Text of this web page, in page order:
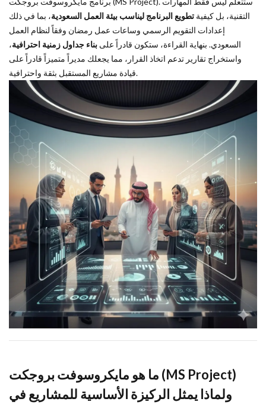
الركيزة
الأساسية
للمشاريع في
السعودية؟
3
المميزات
الجوهرية
وإصدارات
البرنامج
الخطوات
العملية
الخاص
بالسوق
السعودي
5
الأسئلة
الشائعة حول
برنامج
مايكروسوفت
بروجكت
6
الخلاصة:
خطواتك
القادمة
الاحتراف
التقنية، بل كيفية تطويع البرنامج ليناسب بيئة العمل السعودية، بما في ذلك
إعدادات التقويم الرسمي وساعات عمل رمضان وفقاً لنظام العمل
السعودي. بنهاية القراءة، ستكون قادراً على بناء جداول زمنية احترافية،
واستخراج تقارير تدعم اتخاذ القرار، مما يجعلك مديراً متميزاً قادراً على
قيادة مشاريع المستقبل بثقة واحترافية.
ما هو مايكروسوفت بروجكت (MS Project)
ولماذا يمثل الركيزة الأساسية للمشاريع في